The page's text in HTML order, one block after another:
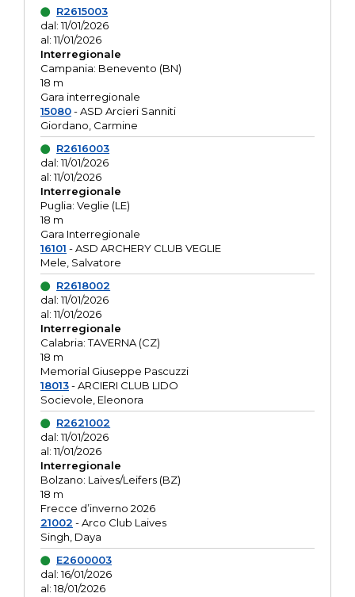
R2615003
dal: 11/01/2026
al: 11/01/2026
Interregionale
Campania: Benevento (BN)
18 m
Gara interregionale
15080- ASD Arcieri Sanniti
Giordano, Carmine
R2616003
dal: 11/01/2026
al: 11/01/2026
Interregionale
Puglia: Veglie (LE)
18 m
Gara Interregionale
16101 - ASD ARCHERY CLUB VEGLIE
Mele, Salvatore
R2618002
dal: 11/01/2026
al: 11/01/2026
Interregionale
Calabria: TAVERNA (CZ)
18 m
Memorial Giuseppe Pascuzzi
18013- ARCIERI CLUB LIDO
Socievole, Eleonora
R2621002
dal: 11/01/2026
al: 11/01/2026
Interregionale
Bolzano: Laives/Leifers (BZ)
18 m
Frecce d’inverno 2026
21002 - Arco Club Laives
Singh, Daya
E2600003
dal: 16/01/2026
al: 18/01/2026